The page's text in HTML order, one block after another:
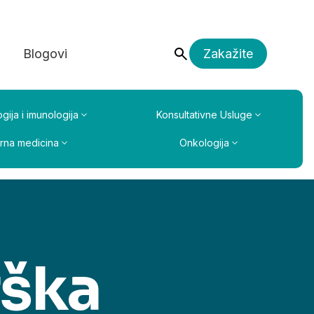
Blogovi Zakažite
i imunologija Konsultativne Usluge
medicina Onkologija